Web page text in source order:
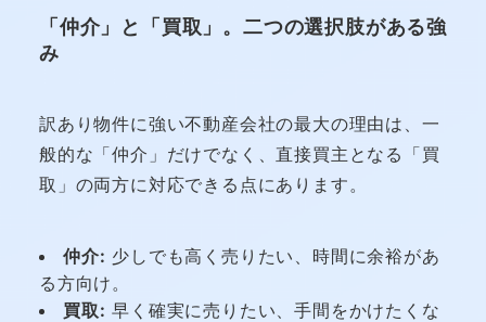
「仲介」と「買取」。二つの選択肢がある強
み
訳あり物件に強い不動産会社の最大の理由は、一
般的な「仲介」だけでなく、直接買主となる「買
取」の両方に対応できる点にあります。
仲介: 少しでも高く売りたい、時間に余裕があ
る方向け。
買取: 早く確実に売りたい、手間をかけたくな